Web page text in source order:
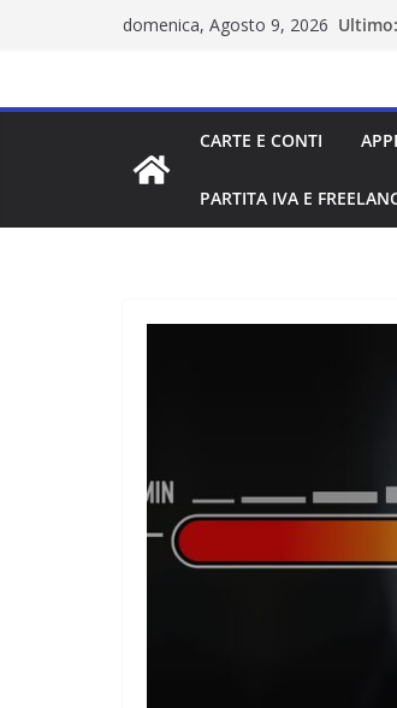
domenica, Agosto 9, 2026 Ultimo:
CARTE E CONTI
PARTITA IVA E